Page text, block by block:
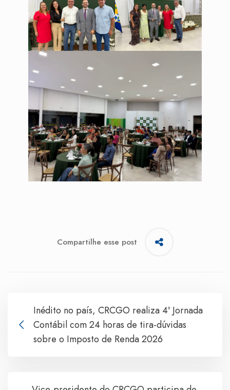
Compartilhe esse post
Inédito no país, CRCGO realiza 4ª Jornada
Contábil com 24 horas de tira-dúvidas
sobre o Imposto de Renda 2026